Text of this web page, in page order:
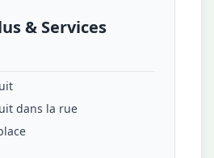
& Services
dans la rue